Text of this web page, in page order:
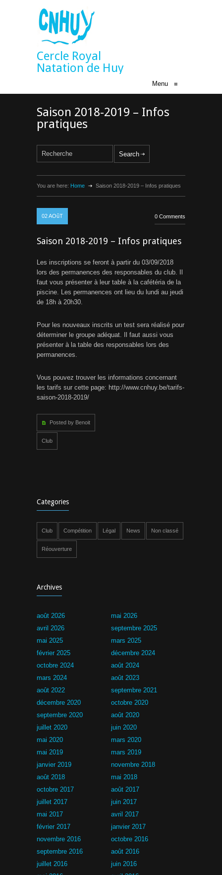
Cercle Royal
Natation de Huy
Menu ≡
Saison 2018-2019 – Infos
pratiques
You are here: Home Saison 2018-2019 – Infos pratiques
02AOûT 0 Comments
Saison 2018-2019 – Infos pratiques
Les inscriptions se feront à partir du 03/09/2018
lors des permanences des responsables du club. Il
faut vous présenter à leur table à la cafétéria de la
piscine. Les permanences ont lieu du lundi au jeudi
de 18h à 20h30.
Pour les nouveaux inscrits un test sera réalisé pour
déterminer le groupe adéquat. Il faut aussi vous
présenter à la table des responsables lors des
permanences.
Vous pouvez trouver les informations concernant
les tarifs sur cette page: http://www.cnhuy.be/tarifs-
saison-2018-2019/
Posted by Benoit
Club
Categories
Club Compétition Légal News Non classé
Réouverture
Archives
août 2026
mai 2026
avril 2026
septembre 2025
mai 2025
mars 2025
février 2025
décembre 2024
octobre 2024
août 2024
mars 2024
août 2023
août 2022
septembre 2021
décembre 2020
octobre 2020
septembre 2020
août 2020
juillet 2020
juin 2020
mai 2020
mars 2020
mai 2019
mars 2019
janvier 2019
novembre 2018
août 2018
mai 2018
octobre 2017
août 2017
juillet 2017
juin 2017
mai 2017
avril 2017
février 2017
janvier 2017
novembre 2016
octobre 2016
septembre 2016
août 2016
juillet 2016
juin 2016